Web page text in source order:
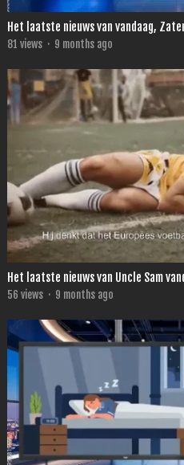
Het laatste nieuws van vandaag,
81 views · 9 months ago
Het laatste nieuws van Uncle Sam
56 views · 9 months ago